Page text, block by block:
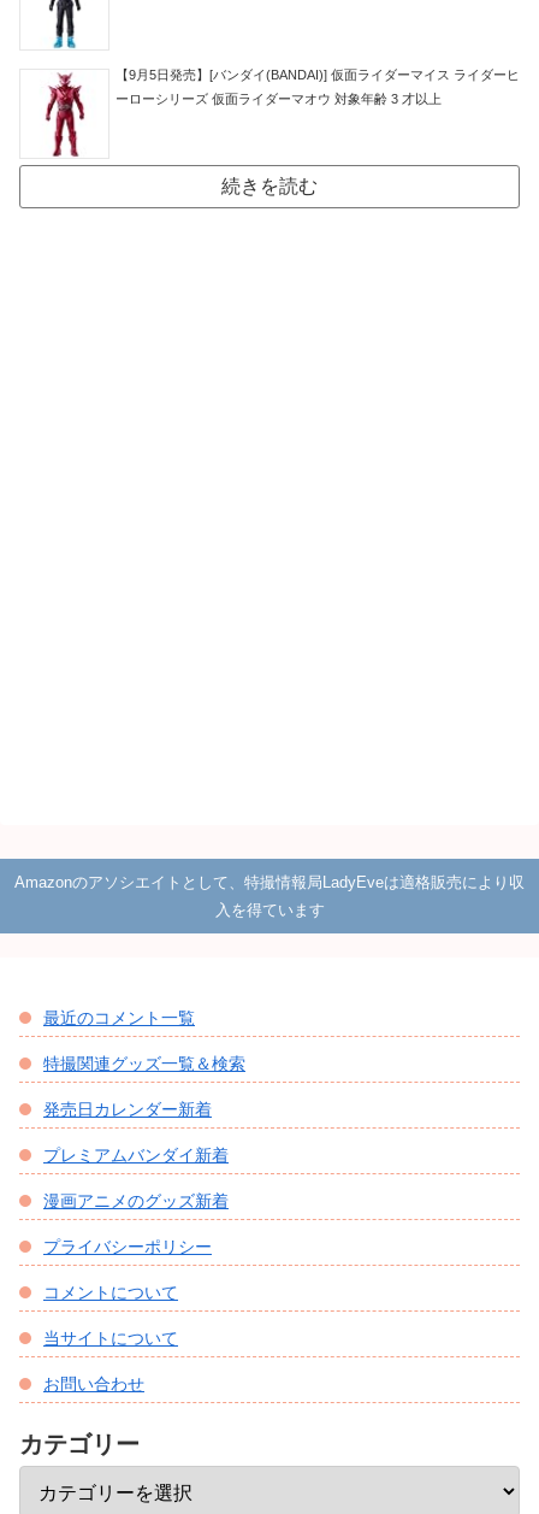
【9月5日発売】[バンダイ(BANDAI)] 仮面ライダーマイス ライダーヒ
ーローシリーズ 仮面ライダーマオウ 対象年齢 3 才以上
続きを読む
Amazonのアソシエイトとして、特撮情報局LadyEveは適格販売により収
入を得ています
最近のコメント一覧
特撮関連グッズ一覧＆検索
発売日カレンダー新着
プレミアムバンダイ新着
漫画アニメのグッズ新着
プライバシーポリシー
コメントについて
当サイトについて
お問い合わせ
カテゴリー